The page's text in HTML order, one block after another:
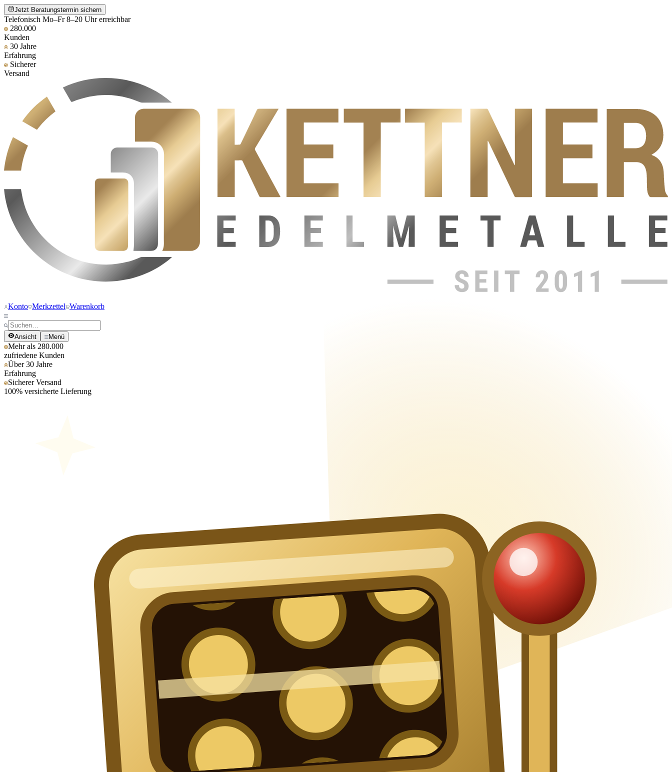
Jetzt Beratungstermin sichern
Telefonisch Mo–Fr 8–20 Uhr erreichbar
280.000
Kunden
30 Jahre
Erfahrung
Sicherer
Versand
Konto Merkzettel Warenkorb
Ansicht Menü
Mehr als 280.000
zufriedene Kunden
Über 30 Jahre
Erfahrung
Sicherer Versand
100% versicherte Lieferung